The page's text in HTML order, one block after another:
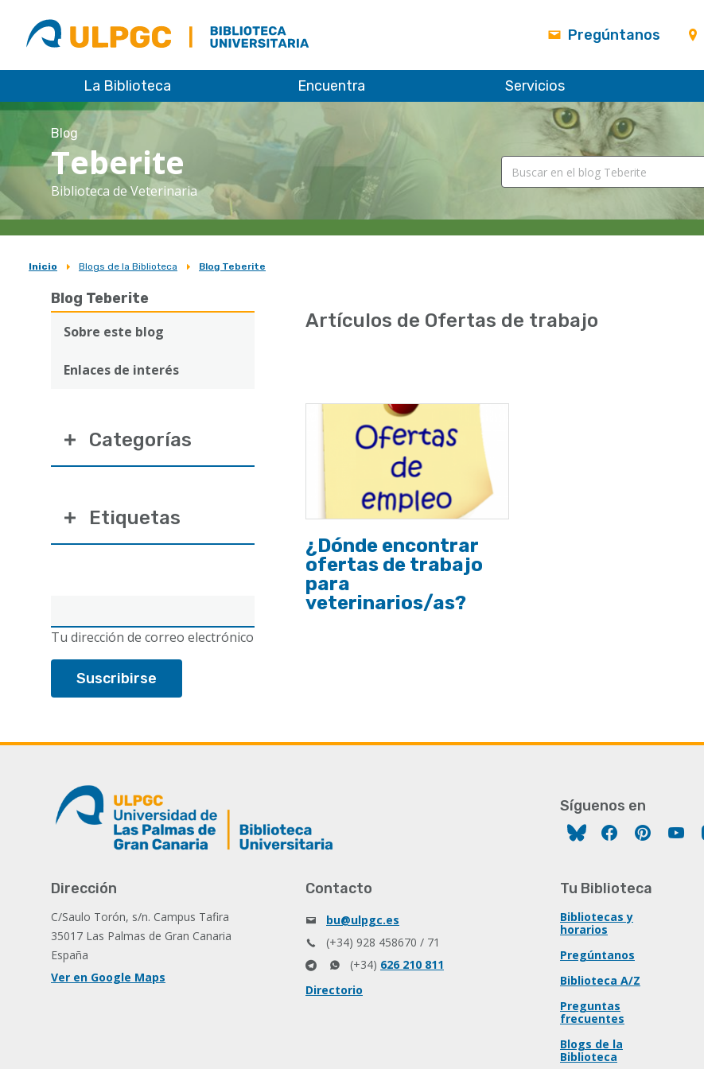
ULPGC
Biblioteca
ULPGC
Pregúntanos
La Biblioteca Encuentra Servicios
Blog
Teberite
Biblioteca de Veterinaria
Sobrescribir
enlaces
ayuda
navegación
Inicio Blogs de la Biblioteca Blog Teberite
Blog Teberite
Sobre este blog
Enlaces de interés
electrónico
Tu dirección de correo electrónico
Categorías
Etiquetas
Artículos de Ofertas de trabajo
¿Dónde encontrar
ofertas de trabajo
para
veterinarios/as?
Síguenos en
Facebook
Dirección
C/Saulo Torón, s/n. Campus Tafira
35017 Las Palmas de Gran Canaria
España
Ver en Google Maps
Contacto
bu@ulpgc.es
(+34) 928 458670 / 71
(+34) 626 210 811
Directorio
Tu Biblioteca
Bibliotecas y
horarios
Pregúntanos
Biblioteca A/Z
Preguntas
frecuentes
Blogs de la
Biblioteca